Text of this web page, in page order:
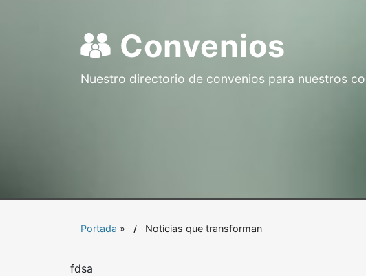
Convenios
Nuestro directorio de convenios para nuestros
Portada » Noticias que transforman
fdsa